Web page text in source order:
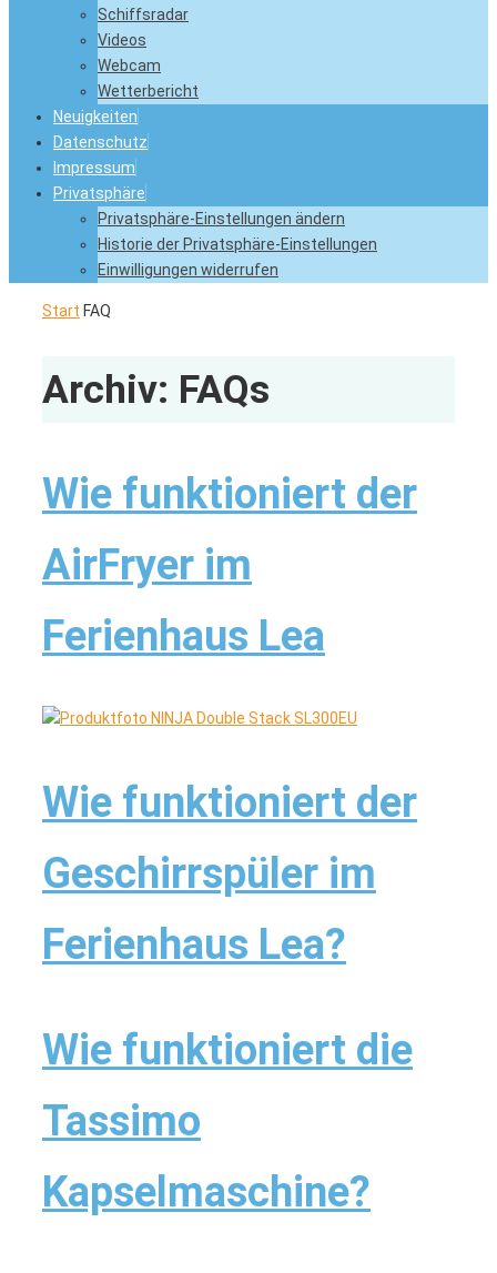
Schiffsradar
Videos
Webcam
Wetterbericht
Neuigkeiten
Datenschutz
Impressum
Privatsphäre
Privatsphäre-Einstellungen ändern
Historie der Privatsphäre-Einstellungen
Einwilligungen widerrufen
Start FAQ
Archiv: FAQs
Wie funktioniert der
AirFryer im
Ferienhaus Lea
Wie funktioniert der
Geschirrspüler im
Ferienhaus Lea?
Wie funktioniert die
Tassimo
Kapselmaschine?